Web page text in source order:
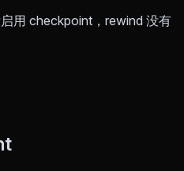
用 checkpoint，rewind 没有